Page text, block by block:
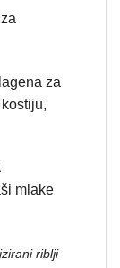
za
mlake
riblji